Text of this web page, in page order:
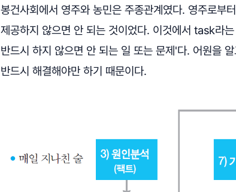
봉건사회에서 영주와 농민은 주종관계였다. 영주로부
제공하지 않으면 안 되는 것이었다. 이것에서 task라
반드시 하지 않으면 안 되는 일 또는 문제'다. 어원을
반드시 해결해야만 하기 때문이다.